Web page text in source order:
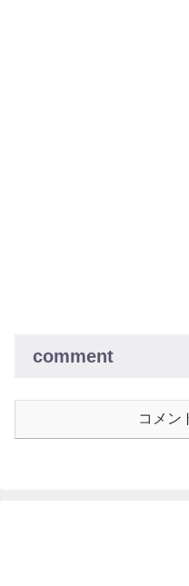
comment
コメン